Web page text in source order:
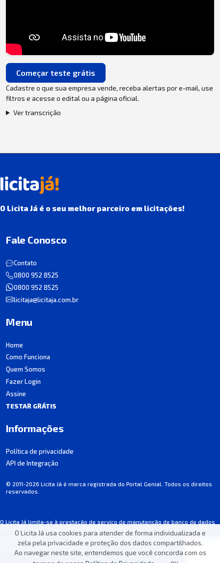
O Licita Já usa cookies para atender de forma individualizada e
zela pela privacidade e proteção dos dados compartilhados.
Ao navegar neste site, entendemos que você concorda com os
Começar teste grátis
Cadastre o que sua empresa vende, receba alertas por e-mail, use
filtros e acesse o edital ou a página oficial.
Ver transcrição
O Licita Já é o seu melhor parceiro em licitações!
O Licita Já limita-se à prestação de serviço de manutenção de banco de dados
de licitações, não participando dos processos.
Algumas informações podem apresentar incorreções involuntárias. Consulte
sempre o edital de cada licitação.
Fale Conosco
Contato
0800 952 8525
0800 952 8525
licitaja@licitaja.com.br
Menu
Home
Como Funciona
Quem Somos
Fazer Login
Assine
TESTAR GRÁTIS
Informações
Política de privacidade
API de Integração
© 2011-2026 Licita Já é marca registrada do Portal Genial. Todos os direitos
reservados.